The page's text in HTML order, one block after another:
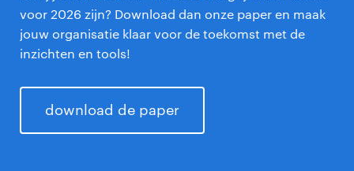
voor 2026 zijn? Download dan onze paper en maak
jouw organisatie klaar voor de toekomst met de
inzichten en tools!
download de paper